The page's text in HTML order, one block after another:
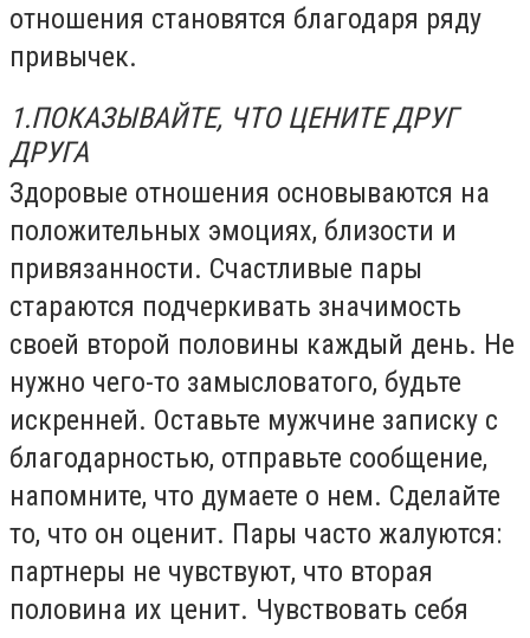
отношения становятся благодаря ряду
привычек.
1.ПОКАЗЫВАЙТЕ, ЧТО ЦЕНИТЕ ДРУГ
ДРУГА
Здоровые отношения основываются на
положительных эмоциях, близости и
привязанности. Счастливые пары
стараются подчеркивать значимость
своей второй половины каждый день. Не
нужно чего-то замысловатого, будьте
искренней. Оставьте мужчине записку с
благодарностью, отправьте сообщение,
напомните, что думаете о нем. Сделайте
то, что он оценит. Пары часто жалуются:
партнеры не чувствуют, что вторая
половина их ценит. Чувствовать себя